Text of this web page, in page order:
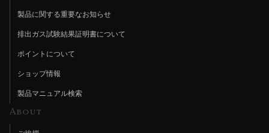
製品に関する重要なお知らせ
排出ガス試験結果証明書について
ポイントについて
ショップ情報
製品マニュアル検索
About